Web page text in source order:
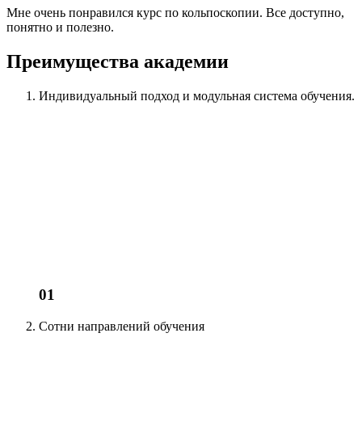
Мне очень понравился курс по кольпоскопии. Все доступно,
понятно и полезно.
Преимущества академии
Индивидуальный подход и модульная система обучения.
01
Сотни направлений обучения